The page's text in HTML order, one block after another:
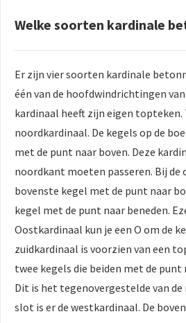
Welke soorten kardinale
Er zijn vier soorten kardinale
één van de hoofdwindrichtingen
kardinaal heeft zijn eigen topteken.
noordkardinaal. De kegels op de
met de punt naar boven. Deze
noordkant moeten passeren. Bij
bovenste kegel met de punt naar
kegel met de punt naar beneden.
Oostkardinaal kun je een O om de
zuidkardinaal is voorzien van een
twee kegels die beiden met de punt
Dit is het tegenovergestelde van
slot is er de westkardinaal. De